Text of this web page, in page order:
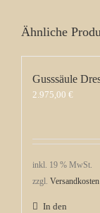
Ähnliche
Gusssäule
2.975,00 €
inkl. 19 % MwSt.
zzgl. Versandkosten
In den